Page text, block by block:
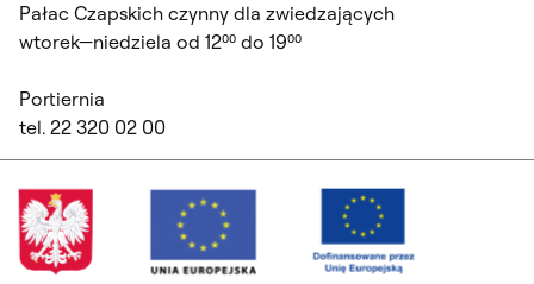
Pałac Czapskich czynny dla zwiedzających
wtorek—niedziela od 12⁰⁰ do 19⁰⁰
Portiernia
tel. 22 320 02 00